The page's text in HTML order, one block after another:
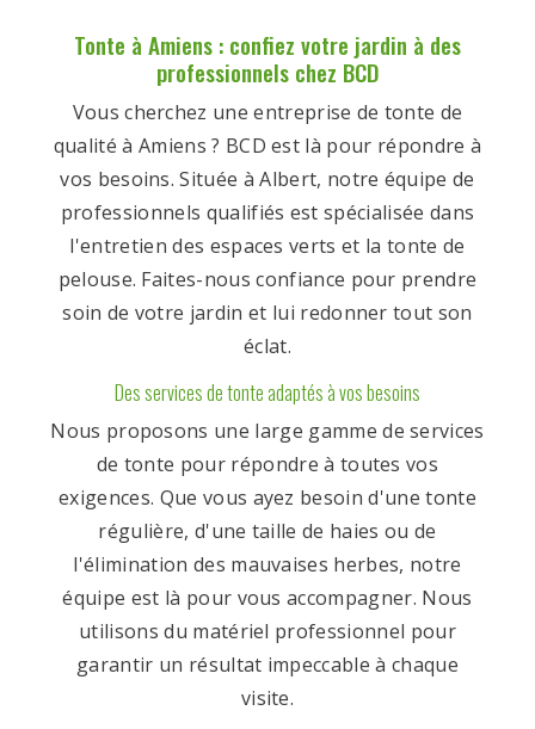
Tonte à Amiens : confiez votre jardin à des
professionnels chez BCD
Vous cherchez une entreprise de tonte de
qualité à Amiens ? BCD est là pour répondre à
vos besoins. Située à Albert, notre équipe de
professionnels qualifiés est spécialisée dans
l'entretien des espaces verts et la tonte de
pelouse. Faites-nous confiance pour prendre
soin de votre jardin et lui redonner tout son
éclat.
Des services de tonte adaptés à vos besoins
Nous proposons une large gamme de services
de tonte pour répondre à toutes vos
exigences. Que vous ayez besoin d'une tonte
régulière, d'une taille de haies ou de
l'élimination des mauvaises herbes, notre
équipe est là pour vous accompagner. Nous
utilisons du matériel professionnel pour
garantir un résultat impeccable à chaque
visite.